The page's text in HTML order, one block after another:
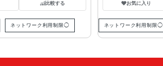
比較する
ネットワーク利用制限◯
お気に入り
ネットワーク利用制限◯